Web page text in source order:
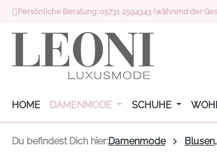
Hauptinhalt springen
Zur Suche springen
Zur Hauptnavigation springen
Persönliche Beratung: 05731 2594343 (während der
HOME DAMENMODE SCHUHE
Du befindest Dich hier:Damenmode